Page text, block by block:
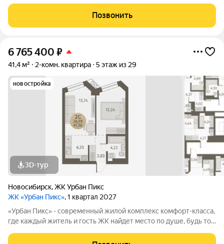
дерева. Дома, объединенные одной концепцией, станут
точкой притяжения,
Позвонить
6 765 400 ₽
41,4 м² 2-комн. квартира 5 этаж из 29
новостройка
3D-тур
Новосибирск,ЖК Урбан Пикс
ЖК «Урбан Пикс», 1 квартал 2027
«Урбан Пикс» - cовременный жилой комплекс комфорт-класса,
где каждый житель и гость ЖК найдет место по душе, будь то
дерева. Дома, объединенные одной концепцией, станут